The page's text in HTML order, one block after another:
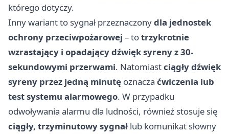
którego dotyczy.
Inny wariant to sygnał przeznaczonydla jednostek
ochrony przeciwpożarowej – totrzykrotnie
wzrastający i opadający dźwięk syreny z 30-
sekundowymi przerwami. Natomiastciągły dźwięk
syreny przez jedną minutę oznacza ćwiczenia lub
test systemu alarmowego. W przypadku
odwoływania alarmu dla ludności, również stosuje się
ciągły, trzyminutowy sygnał lub komunikat słowny